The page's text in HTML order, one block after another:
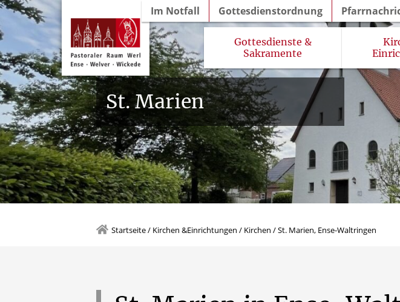
Gottesdienste &
Sakramente
Im Notfall Gottesdienstordnung
St. Marien
Startseite/ Kirchen &Einrichtungen / Kirchen /St. Marien, Ense-Waltringen